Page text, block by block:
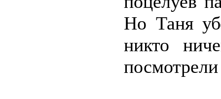
Но Таня
никто